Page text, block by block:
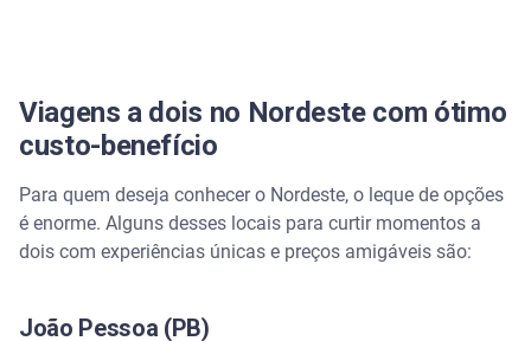
Viagens a dois no Nordeste com ótimo
custo-benefício
Para quem deseja conhecer o Nordeste, o leque de opções
é enorme. Alguns desses locais para curtir momentos a
dois com experiências únicas e preços amigáveis são:
João Pessoa (PB)